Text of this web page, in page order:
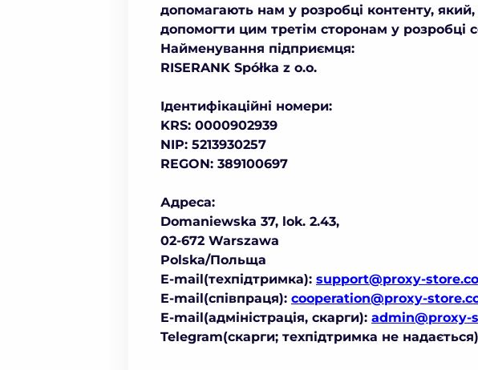
допомагають нам у розробці контенту,
допомогти цим третім сторонам у розробці
Найменування підприємця:
RISERANK Spółka z o.o.
Ідентифікаційні номери:
KRS: 0000902939
NIP: 5213930257
REGON: 389100697
Адреса:
Domaniewska 37, lok. 2.43,
02-672 Warszawa
Polska/Польща
E-mail(техпідтримка): support@proxy-
E-mail(співпраця): cooperation@proxy-
E-mail(адміністрація, скарги): admin@proxy-
Telegram(скарги; техпідтримка не